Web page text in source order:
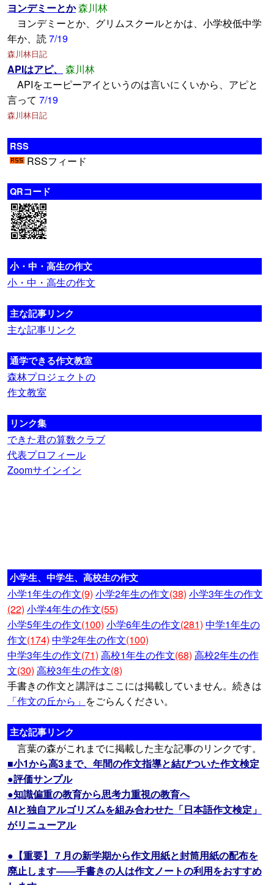
ヨンデミーとか森川林
ヨンデミーとか、グリムスクールとかは、小学校低中学
年か、読7/19
森川林日記
APIはアピ、
森川林
APIをエーピーアイというのは言いにくいから、アピと
言って 7/19
森川林日記
RSS
RSSフィード
QRコード
小・中・高生の作文
小・中・高生の作文
主な記事リンク
主な記事リンク
通学できる作文教室
森林プロジェクトの
作文教室
リンク集
できた君の算数クラブ
代表プロフィール
Zoomサインイン
小学生、中学生、高校生の作文
小学1年生の作文(9) 小学2年生の作文(38) 小学3年生の作文
(22) 小学4年生の作文(55)
小学5年生の作文(100) 小学6年生の作文(281) 中学1年生の
作文(174) 中学2年生の作文(100)
中学3年生の作文(71) 高校1年生の作文(68) 高校2年生の作
文(30) 高校3年生の作文(8)
手書きの作文と講評はここには掲載していません。続きは
「作文の丘から」 をごらんください。
主な記事リンク
言葉の森がこれまでに掲載した主な記事のリンクです。
■小1から高3まで、年間の作文指導と結びついた作文検定
●評価サンプル
●知識偏重の教育から思考力重視の教育へ
AIと独自アルゴリズムを組み合わせた「日本語作文検定」
がリニューアル
●【重要】７月の新学期から作文用紙と封筒用紙の配布を
廃止します――手書きの人は作文ノートの利用をおすすめ